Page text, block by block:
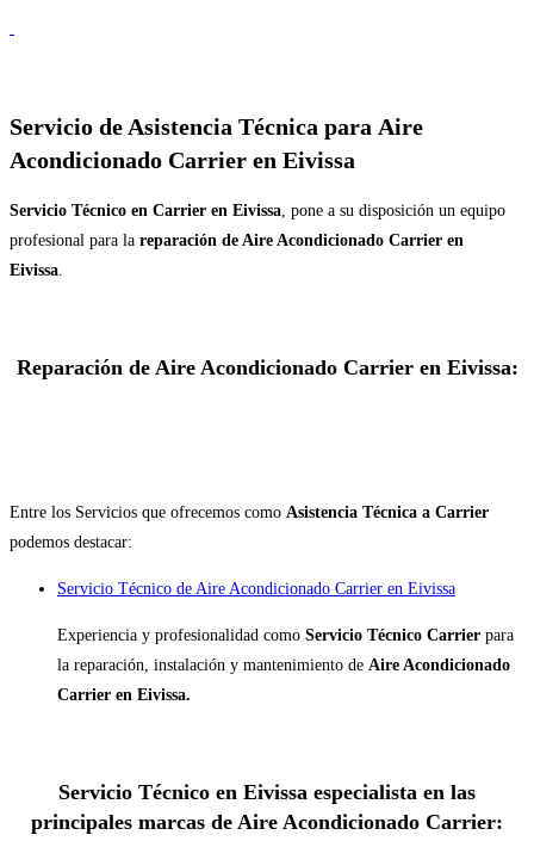
Servicio de Asistencia Técnica para Aire
Acondicionado Carrier en Eivissa
Servicio Técnico en Carrier en Eivissa, pone a su disposición un equipo
profesional para la reparación de Aire Acondicionado Carrier en
Eivissa.
Reparación de Aire Acondicionado Carrier en Eivissa:
Entre los Servicios que ofrecemos como Asistencia Técnica a Carrier
podemos destacar:
Servicio Técnico de Aire Acondicionado Carrier en Eivissa
Experiencia y profesionalidad como Servicio Técnico Carrier para
la reparación, instalación y mantenimiento de Aire Acondicionado
Carrier en Eivissa.
Servicio Técnico en Eivissa especialista en las
principales marcas de Aire Acondicionado Carrier: